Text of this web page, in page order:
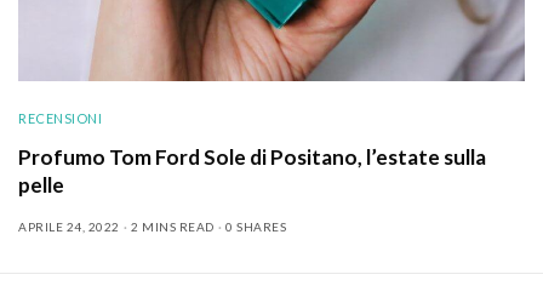
RECENSIONI
Profumo Tom Ford Sole di Positano, l’estate sulla
pelle
APRILE 24, 2022 2 MINS READ 0 SHARES